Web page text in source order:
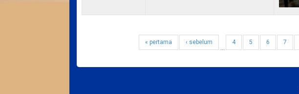
« pertama
‹ sebelum
…
4 5 6 7